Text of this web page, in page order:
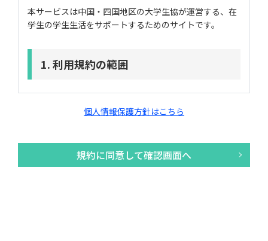
本サービスは中国・四国地区の大学生協が運営する、在
学生の学生生活をサポートするためのサイトです。
1. 利用規約の範囲
学生協」という）及び生活協同組合連合会大学生活協同
「maruco」（以下「当サイト」という）の利用に関
し、以下の利用規約の内容を承諾の上、利用するものと
個人情報保護方針はこちら
規約に同意して確認画面へ